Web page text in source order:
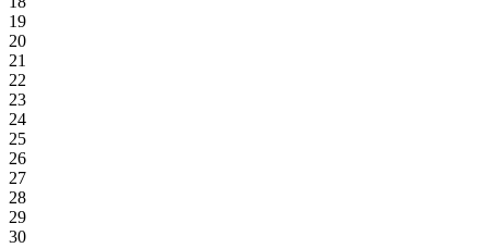
19
20
21
22
23
24
25
26
27
28
29
30